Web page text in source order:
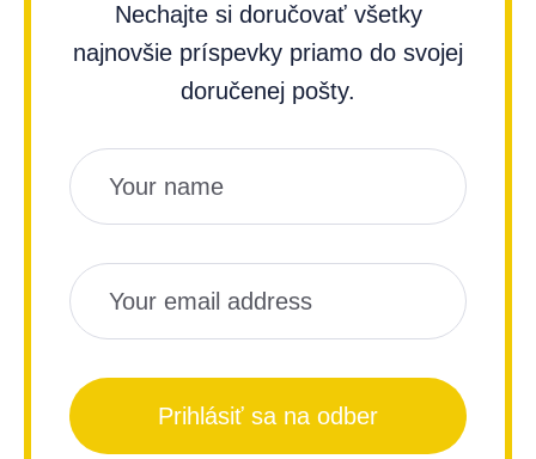
Nechajte si doručovať všetky
najnovšie príspevky priamo do svojej
doručenej pošty.
Názov
Email
Prihlásiť sa na odber